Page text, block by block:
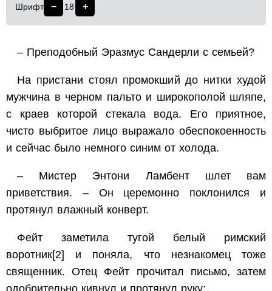
Шрифт − 18 +
– Преподобный Эразмус Сандерли с семьей?
На пристани стоял промокший до нитки худой
мужчина в черном пальто и широкополой шляпе,
с краев которой стекала вода. Его приятное,
чисто выбритое лицо выражало обеспокоенность
и сейчас было немного синим от холода.
– Мистер Энтони Ламбент шлет вам
приветствия. – Он церемонно поклонился и
протянул влажный конверт.
Фейт заметила тугой белый римский
воротник[2] и поняла, что незнакомец тоже
священник. Отец Фейт прочитал письмо, затем
одобрительно кивнул и протянул руку: